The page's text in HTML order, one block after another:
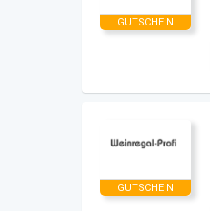
GUTSCHEIN
GUTSCHEIN